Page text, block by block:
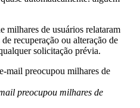
milhares de usuários relataram
recuperação ou alteração de
solicitação prévia.
preocupou milhares de